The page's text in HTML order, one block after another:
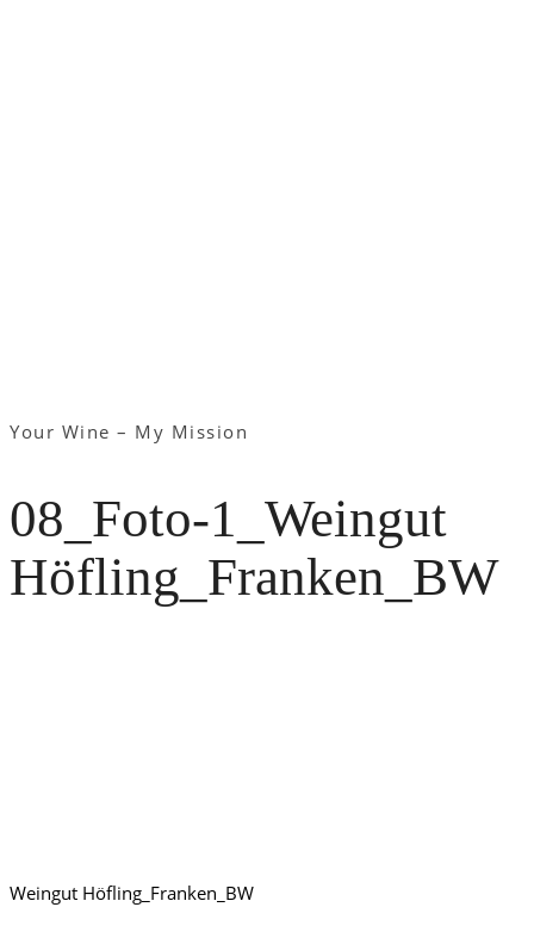
Your Wine – My Mission
08_Foto-1_Weingut
Höfling_Franken_BW
Weingut Höfling_Franken_BW